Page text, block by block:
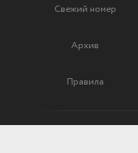
Свежий номер
Архив
Правила